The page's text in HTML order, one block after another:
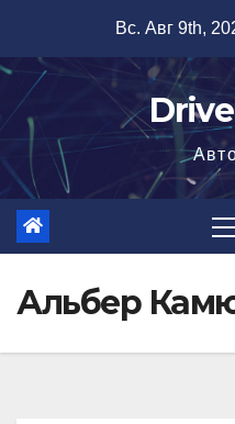
содержимому
Вс. Авг 9th,
Альбер